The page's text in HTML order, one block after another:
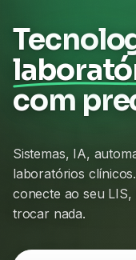
com
Sistemas, IA,
laboratórios clínicos.
conecte ao seu
trocar nada.